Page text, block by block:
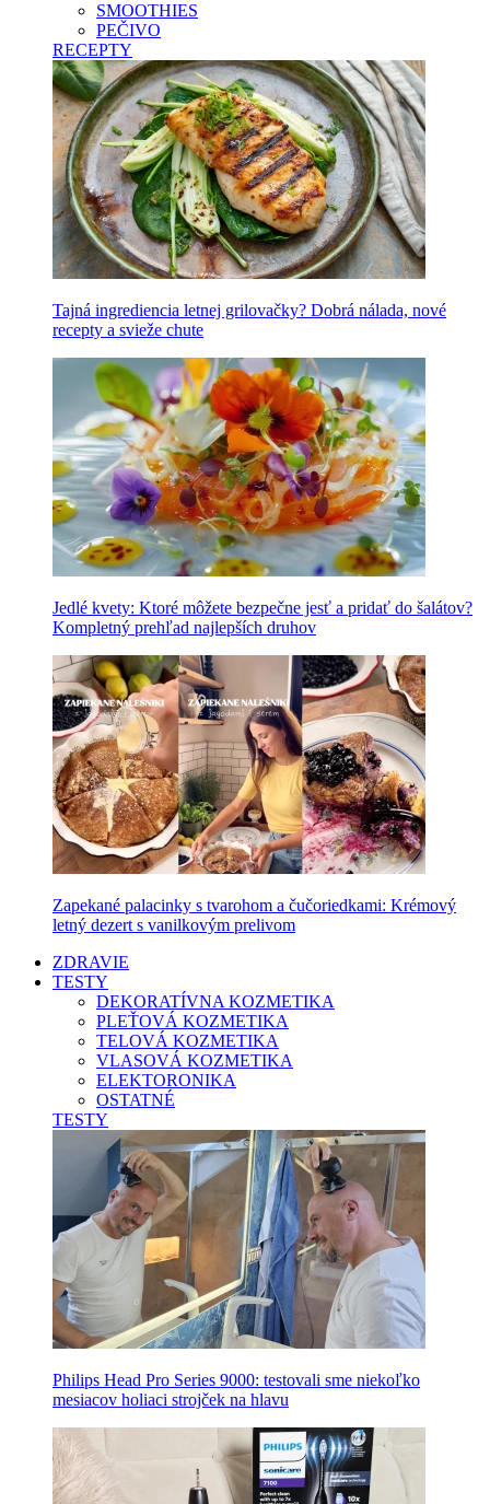
SMOOTHIES
PEČIVO
RECEPTY
Tajná ingrediencia letnej grilovačky? Dobrá nálada, nové
recepty a svieže chute
Jedlé kvety: Ktoré môžete bezpečne jesť a pridať do šalátov?
Kompletný prehľad najlepších druhov
Zapekané palacinky s tvarohom a čučoriedkami: Krémový
letný dezert s vanilkovým prelivom
ZDRAVIE
TESTY
DEKORATÍVNA KOZMETIKA
PLEŤOVÁ KOZMETIKA
TELOVÁ KOZMETIKA
VLASOVÁ KOZMETIKA
ELEKTORONIKA
OSTATNÉ
TESTY
Philips Head Pro Series 9000: testovali sme niekoľko
mesiacov holiaci strojček na hlavu